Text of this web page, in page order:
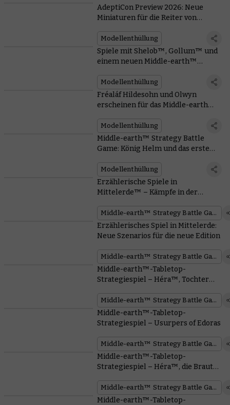
02/07/2026 260.12 KB
Armies of Middle-earth™
02/07/2026 394.59 KB
Legacies of Middle-earth™ - Forces of
12/06/2025
Desolation of Smaug™
12/06/2025 8.38 MB
Narrative Scenarios - The Hobbit: An
Unexpected Journey™
15/05/2025
Rings: Return of the King™
17/04/2025 9.90 MB
Narrative Scenarios - The Lord of the
Rings: The Two Towers™
13/03/2025 9.08 MB
Rings: The Fellowship of the Ring™
20/02/2025 8.36 MB
Armies of Arnor™ And Angmar™
AdeptiCon Preview 2026: Neue
Miniaturen für die Reiter von
Modellenthüllung
Spiele mit Shelob™, Gollum™ und
einem neuen Middle-earth™
Modellenthüllung
Fréaláf Hildesohn und Olwyn
erscheinen für das Middle-earth™
Modellenthüllung
Middle-earth™ Strategy Battle
Game: König Helm und das erste
Modellenthüllung
Erzählerische Spiele in
Mittelerde™ – Kämpfe in der
Middle-earth™ Strategy Battle Game
Erzählerisches Spiel in Mittelerde:
Neue Szenarios für die neue Edition
Middle-earth™ Strategy Battle Game
Middle-earth™-Tabletop-
Strategiespiel – Héra™, Tochter
Middle-earth™ Strategy Battle Game
Middle-earth™-Tabletop-
Strategiespiel – Usurpers of Edoras
Middle-earth™ Strategy Battle Game
Middle-earth™-Tabletop-
Strategiespiel – Héra™, die Braut
Middle-earth™ Strategy Battle Game
Middle-earth™-Tabletop-